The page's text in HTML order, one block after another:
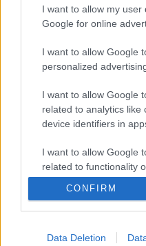
I want to allow my user
Google for online
I want to allow Google
personalized
I want to allow Google
related to analytics like
device identifiers in
I want to allow Google
related to functionality
I want to allow Google
related to
I want to allow Google
CONFIRM
Data Deletion
ÚTMUTATÓ IGE;
https://
http://utmutato.blog.hu
- Szerda
én nevem a
Seregek Ura!"
Andreas•2019. november 06.
* MINDEN NAPRA: 1